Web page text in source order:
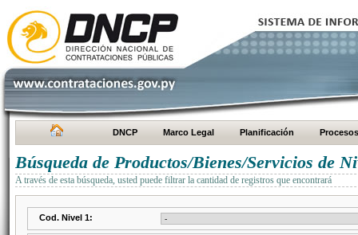
DNCP Marco Legal Planificación Procesos
Búsqueda de Productos/Bienes/Servicios de
A través de esta búsqueda, usted puede filtrar la cantidad de registros que encontrará
Cod. Nivel 1: